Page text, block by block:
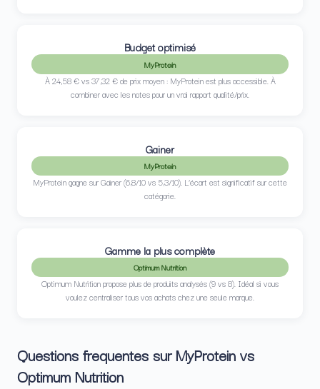
Budget optimisé
MyProtein
À 24,58 € vs 37,32 € de prix moyen : MyProtein est plus accessible. À
combiner avec les notes pour un vrai rapport qualité/prix.
Gainer
MyProtein
MyProtein gagne sur Gainer (6,8/10 vs 5,3/10). L’écart est significatif sur cette
catégorie.
Gamme la plus complète
Optimum Nutrition
Optimum Nutrition propose plus de produits analysés (9 vs 8). Idéal si vous
voulez centraliser tous vos achats chez une seule marque.
Questions frequentes sur MyProtein vs
Optimum Nutrition